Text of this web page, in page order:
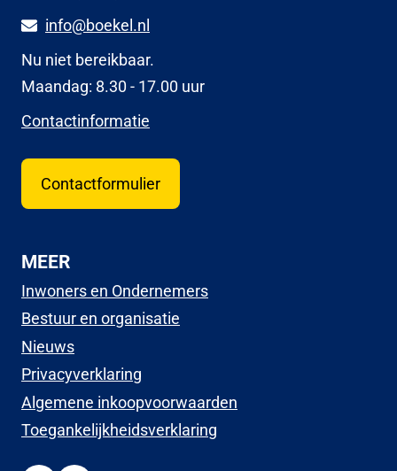
info@boekel.nl
Nu niet bereikbaar.
Maandag: 8.30 - 17.00 uur
Contactinformatie
Contactformulier
MEER
Inwoners en Ondernemers
Bestuur en organisatie
Nieuws
Privacyverklaring
Algemene inkoopvoorwaarden
Toegankelijkheidsverklaring